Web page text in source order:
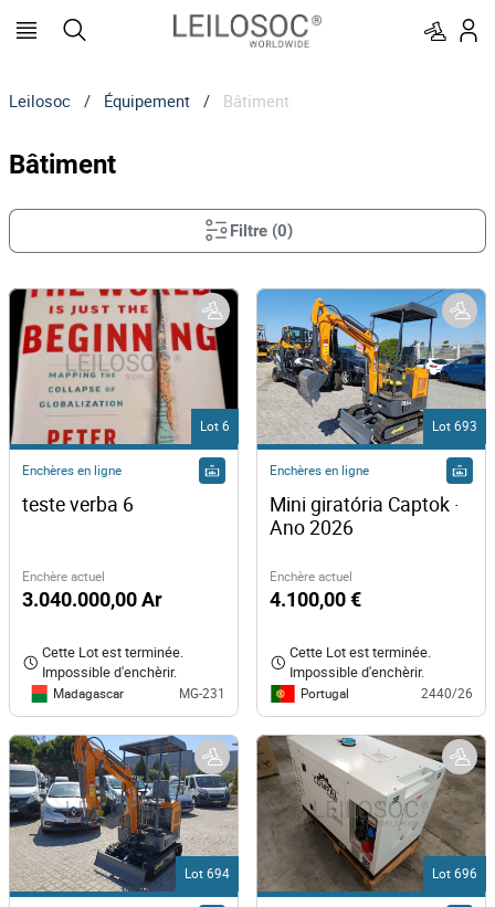
Leilosoc / Équipement / Bâtiment
Bâtiment
Filtre(0)
Lot 6
Enchères en ligne
teste verba 6
Enchère actuel
3.040.000,00 Ar
Cette Lot est terminée.
Impossible d'enchèrir.
Madagascar MG-231
Lot 693
Enchères en ligne
Mini giratória Captok ·
Ano 2026
Enchère actuel
4.100,00 €
Cette Lot est terminée.
Impossible d'enchèrir.
Portugal 2440/26
Lot 694 Lot 696